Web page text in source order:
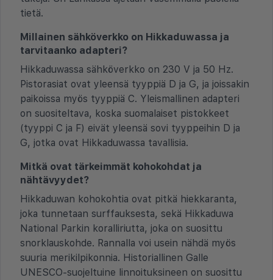
tietä.
Millainen sähköverkko on Hikkaduwassa ja
tarvitaanko adapteri?
Hikkaduwassa sähköverkko on 230 V ja 50 Hz.
Pistorasiat ovat yleensä tyyppiä D ja G, ja joissakin
paikoissa myös tyyppiä C. Yleismallinen adapteri
on suositeltava, koska suomalaiset pistokkeet
(tyyppi C ja F) eivät yleensä sovi tyyppeihin D ja
G, jotka ovat Hikkaduwassa tavallisia.
Mitkä ovat tärkeimmät kohokohdat ja
nähtävyydet?
Hikkaduwan kohokohtia ovat pitkä hiekkaranta,
joka tunnetaan surffauksesta, sekä Hikkaduwa
National Parkin koralliriutta, joka on suosittu
snorklauskohde. Rannalla voi usein nähdä myös
suuria merikilpikonnia. Historiallinen Galle
UNESCO-suojeltuine linnoituksineen on suosittu